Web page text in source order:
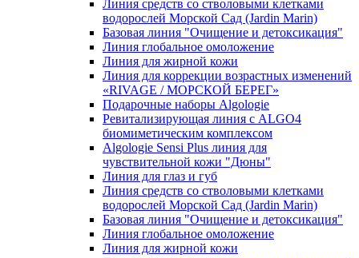
Линия средств со стволовыми клетками
водорослей Морской Сад (Jardin Marin)
Базовая линия "Очищение и детоксикация"
Линия глобальное омоложение
Линия для жирной кожи
Линия для коррекции возрастных изменений
«RIVAGE / МОРСКОЙ БЕРЕГ»
Подарочные наборы Algologie
Ревитализирующая линия с ALGO4
биомиметическим комплексом
Algologie Sensi Plus линия для
чувcтвительной кожи "Дюны"
Линия для глаз и губ
Линия средств со стволовыми клетками
водорослей Морской Сад (Jardin Marin)
Базовая линия "Очищение и детоксикация"
Линия глобальное омоложение
Линия для жирной кожи